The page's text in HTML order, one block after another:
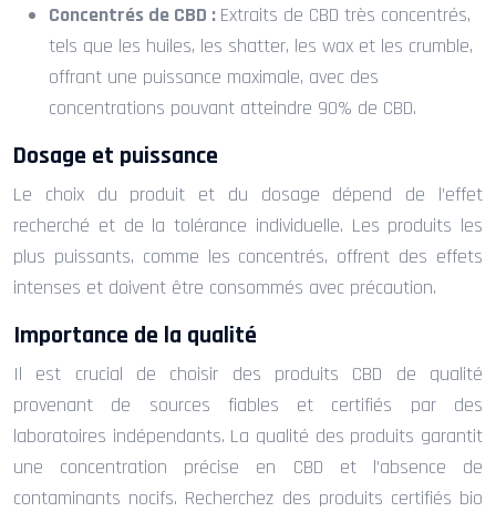
Concentrés de CBD : Extraits de CBD très concentrés,
tels que les huiles, les shatter, les wax et les crumble,
offrant une puissance maximale, avec des
concentrations pouvant atteindre 90% de CBD.
Dosage et puissance
Le choix du produit et du dosage dépend de l’effet
recherché et de la tolérance individuelle. Les produits les
plus puissants, comme les concentrés, offrent des effets
intenses et doivent être consommés avec précaution.
Importance de la qualité
Il est crucial de choisir des produits CBD de qualité
provenant de sources fiables et certifiés par des
laboratoires indépendants. La qualité des produits garantit
une concentration précise en CBD et l’absence de
contaminants nocifs. Recherchez des produits certifiés bio